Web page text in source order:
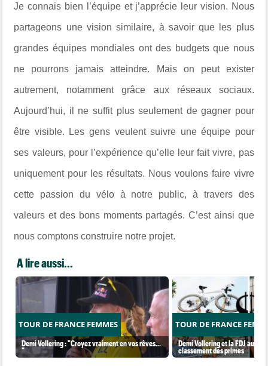
Je connais bien l’équipe et j’apprécie leur vision. Nous
partageons une vision similaire, à savoir que les plus
grandes équipes mondiales ont des budgets que nous
ne pourrons jamais atteindre. Mais on peut exister
autrement, notamment grâce aux réseaux sociaux.
Aujourd’hui, il ne suffit plus seulement de gagner pour
être visible. Les gens veulent suivre une équipe pour
ses valeurs, pour l’expérience qu’elle leur fait vivre, pas
uniquement pour les résultats. Nous voulons faire vivre
cette passion du vélo à notre public, à travers des
valeurs et des bons moments partagés. C’est ainsi que
nous comptons construire notre projet.
A lire aussi...
TOUR DE FRANCE FEMMES
Demi Vollering : "Croyez vraiment en vos rêves...
"
TOUR DE FRANCE
Demi Vollering et la FDJ au
classement des primes